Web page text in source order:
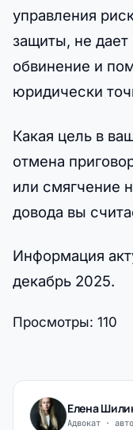
управления
защиты, не
обвинение и
юридически
Какая цель в
отмена
или смягчение
довода вы
Информация
декабрь 2025.
Просмотры: 110
Елена
Адвокат ·